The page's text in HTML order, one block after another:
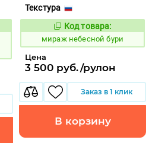
Текстура
992255
Код товара:
мираж небесной бури
Цена
3 500 руб./рулон
Заказ в 1 клик
В корзину